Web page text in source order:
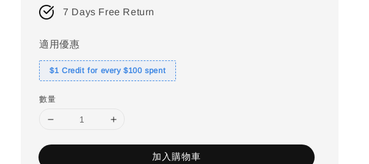
7 Days Free Return
適用優惠
$1 Credit for every $100 spent
數量
加入購物車